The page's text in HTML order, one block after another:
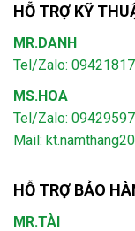
HỖ TRỢ KỸ
MR.DANH
Tel/Zalo:
MS.HOA
Tel/Zalo:
Mail:
HỖ TRỢ BẢO
MR.TÀI